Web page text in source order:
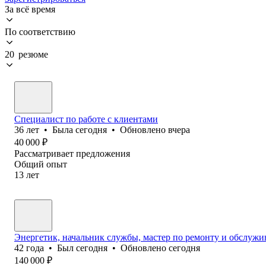
За всё время
По соответствию
20 резюме
Специалист по работе с клиентами
36 лет • Была сегодня • Обновлено вчера
40 000 ₽
Рассматривает предложения
Общий опыт
13 лет
Энергетик, начальник службы, мастер по ремонту и
42 года • Был сегодня • Обновлено сегодня
140 000 ₽